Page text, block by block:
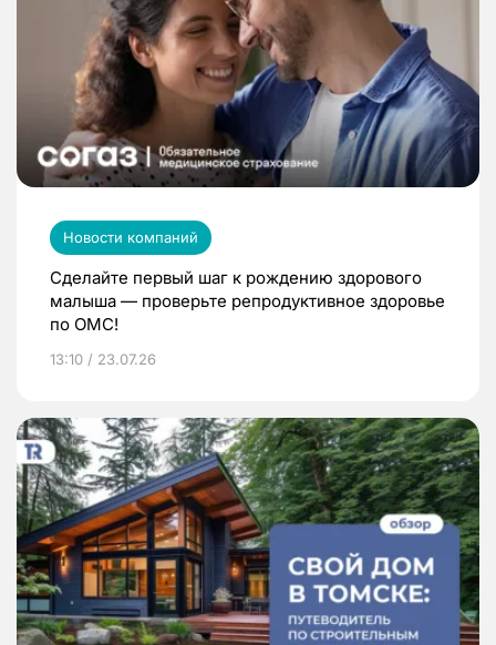
Новости компаний
Сделайте первый шаг к рождению здорового
малыша — проверьте репродуктивное здоровье
по ОМС!
13:10 / 23.07.26